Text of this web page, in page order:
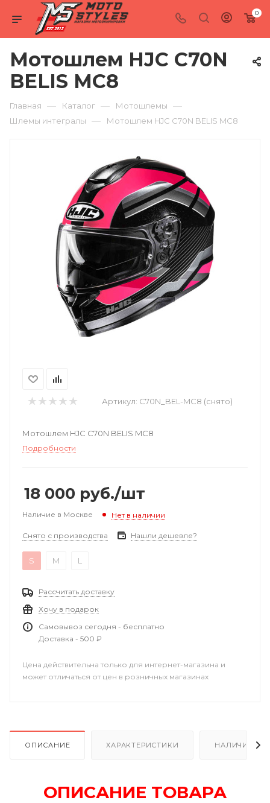
0
Мотошлем HJC C70N
BELIS MC8
Главная — Каталог — Мотошлемы —
Шлемы интегралы — Мотошлем HJC C70N BELIS MC8
Артикул: C70N_BEL-MC8 (снято)
Мотошлем HJC C70N BELIS MC8
Подробности
18 000 руб./шт
Наличие в Москве Нет в наличии
Снято с производства Нашли дешевле?
S M L
Рассчитать доставку
Хочу в подарок
Самовывоз сегодня - бесплатно
Доставка - 500 ₽
Цена действительна только для интернет-магазина и
может отличаться от цен в розничных магазинах
ОПИСАНИЕ ХАРАКТЕРИСТИКИ НАЛИЧИЕ
ОПИСАНИЕ ТОВАРА